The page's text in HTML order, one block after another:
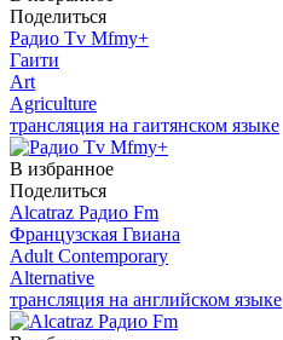
Поделиться
Радио Tv Mfmy+
Гаити
Art
Agriculture
трансляция на гаитянском языке
В избранное
Поделиться
Alcatraz Радио Fm
Французская Гвиана
Adult Contemporary
Alternative
трансляция на английском языке